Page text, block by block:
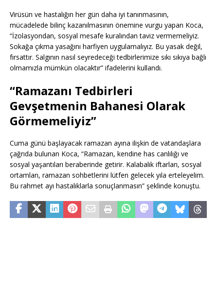
Virüsün ve hastalığın her gün daha iyi tanınmasının,
mücadelede bilinç kazanılmasının önemine vurgu yapan Koca,
“İzolasyondan, sosyal mesafe kuralından taviz vermemeliyiz.
Sokağa çıkma yasağını harfiyen uygulamalıyız. Bu yasak değil,
fırsattır. Salgının nasıl seyredeceği tedbirlerimize sıkı sıkıya bağlı
olmamızla mümkün olacaktır” ifadelerini kullandı.
“Ramazanı Tedbirleri
Gevşetmenin Bahanesi Olarak
Görmemeliyiz”
Cuma günü başlayacak ramazan ayına ilişkin de vatandaşlara
çağrıda bulunan Koca, “Ramazan, kendine has canlılığı ve
sosyal yaşantıları beraberinde getirir. Kalabalık iftarları, sosyal
ortamları, ramazan sohbetlerini lütfen gelecek yıla erteleyelim.
Bu rahmet ayı hastalıklarla sonuçlanmasın” şeklinde konuştu.